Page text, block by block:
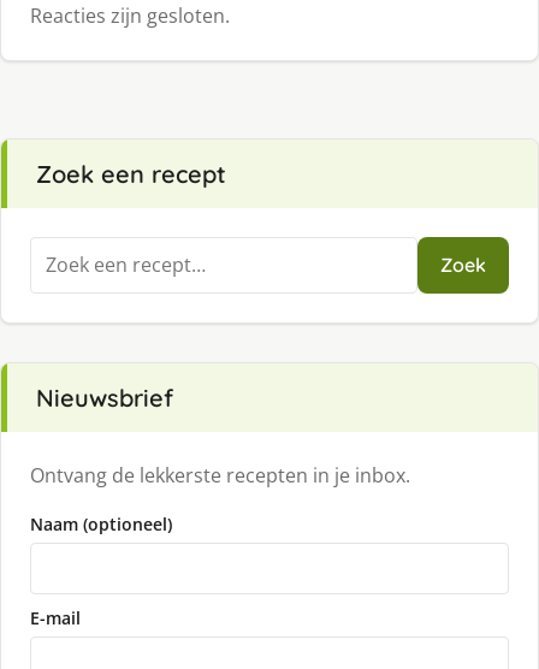
Reacties zijn gesloten.
Zoek een recept
Zoeken
naar:
Zoek
Nieuwsbrief
Ontvang de lekkerste recepten in je inbox.
Naam (optioneel)
E-mail